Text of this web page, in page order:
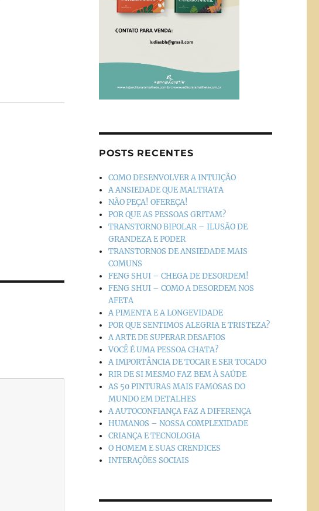
POSTS RECENTES
COMO DESENVOLVER A INTUIÇÃO
A ANSIEDADE QUE MALTRATA
NÃO PEÇA! OFEREÇA!
POR QUE AS PESSOAS GRITAM?
TRANSTORNO BIPOLAR – ILUSÃO DE
GRANDEZA E PODER
TRANSTORNOS DE ANSIEDADE MAIS
COMUNS
FENG SHUI – CHEGA DE DESORDEM!
FENG SHUI – COMO A DESORDEM NOS
AFETA
A PIMENTA E A LONGEVIDADE
POR QUE SENTIMOS ALEGRIA E TRISTEZA?
A ARTE DE SUPERAR DESAFIOS
VOCÊ É UMA PESSOA CHATA?
A IMPORTÂNCIA DE TOCAR E SER TOCADO
RIR DE SI MESMO FAZ BEM À SAÚDE
AS 50 PINTURAS MAIS FAMOSAS DO
MUNDO EM DETALHES
A AUTOCONFIANÇA FAZ A DIFERENÇA
HUMANOS – NOSSA COMPLEXIDADE
CRIANÇA E TECNOLOGIA
O HOMEM E SUAS CRENDICES
INTERAÇÕES SOCIAIS